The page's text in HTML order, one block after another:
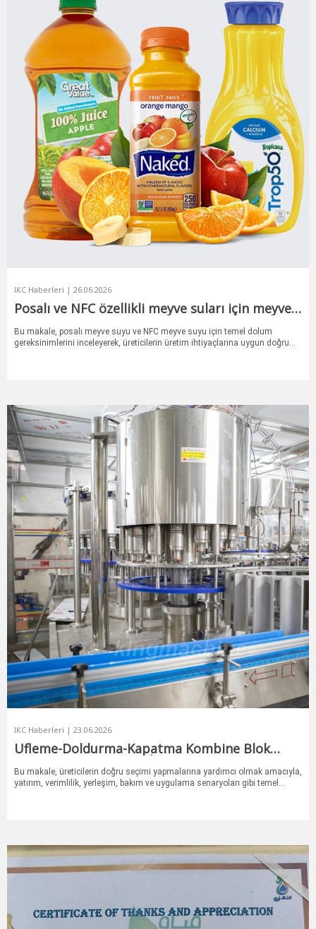
IKC Haberleri | 26.06.2026
Posalı ve NFC özellikli meyve suları için meyve
Bu makale, posalı meyve suyu ve NFC meyve suyu için temel dolum
gereksinimlerini inceleyerek, üreticilerin üretim ihtiyaçlarına uygun doğru
IKC Haberleri | 23.06.2026
Üfleme-Doldurma-Kapatma Kombine Blok
Karşılaştırması
Bu makale, üreticilerin doğru seçimi yapmalarına yardımcı olmak amacıyla,
yatırım, verimlilik, yerleşim, bakım ve uygulama senaryoları gibi temel